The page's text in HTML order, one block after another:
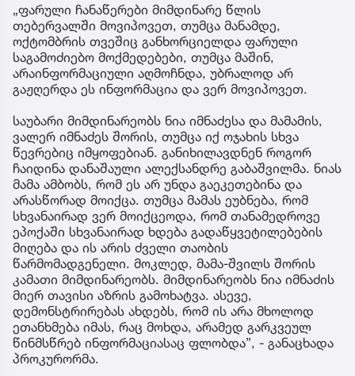
„ფარული ჩანაწერები მიმდინარე წლის
თებერვალში მოვიპოვეთ, თუმცა მანამდე,
ოქტომბრის თვეშიც განხორციელდა ფარული
საგამოძიებო მოქმედებები, თუმცა მაშინ,
არაინფორმაციული აღმოჩნდა, უბრალოდ არ
გაჟღერდა ეს ინფორმაცია და ვერ მოვიპოვეთ.
საუბარი მიმდინარეობს ნია იმნაძესა და მამამის,
ვალერ იმნაძეს შორის, თუმცა იქ ოჯახის სხვა
წევრებიც იმყოფებიან. განიხილავდნენ როგორ
ჩაიდინა დანაშაული ალექსანდრე გაბაშვილმა. ნიას
მამა ამბობს, რომ ეს არ უნდა გაეკეთებინა და
არასწორად მოიქცა. თუმცა მამას ეუბნება, რომ
სხვანაირად ვერ მოიქცეოდა, რომ თანამედროვე
ეპოქაში სხვანაირად ხდება გადაწყვეტილებების
მიღება და ის არის ძველი თაობის
წარმომადგენელი. მოკლედ, მამა-შვილს შორის
კამათი მიმდინარეობს. მიმდინარეობს ნია იმნაძის
მიერ თავისი აზრის გამოხატვა. ასევე,
დემონსტრირებას ახდებს, რომ ის არა მხოლოდ
ეთანხმება იმას, რაც მოხდა, არამედ გარკვეულ
წინმსწრებ ინფორმაციასაც ფლობდა”, - განაცხადა
პროკურორმა.